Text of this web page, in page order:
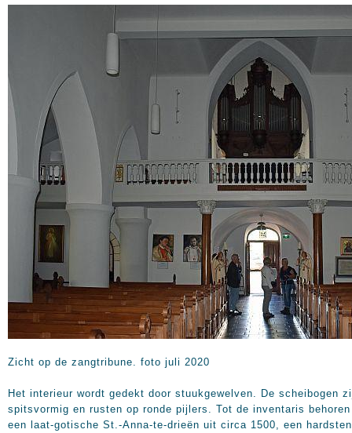
Zicht op de zangtribune. foto juli 2020
Het interieur wordt gedekt door stuukgewelven. De scheibogen
spitsvormig en rusten op ronde pijlers. Tot de inventaris behoren
een laat-gotische St.-Anna-te-drieën uit circa 1500, een